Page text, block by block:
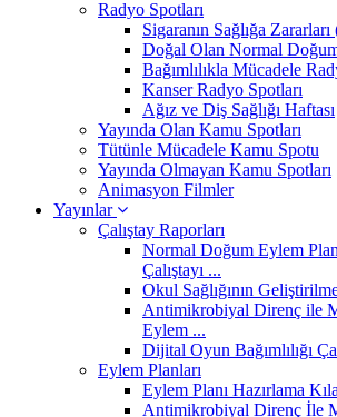
Radyo Spotları
Sigaranın Sağlığa
Doğal Olan Normal
Bağımlılıkla Mücadele
Kanser Radyo Spotları
Ağız ve Diş Sağlığı Haftası
Yayında Olan Kamu Spotları
Tütünle Mücadele Kamu Spotu
Yayında Olmayan Kamu Spotları
Animasyon Filmler
Yayınlar
Çalıştay Raporları
Normal Doğum Eylem
Çalıştayı ...
Okul Sağlığının
Antimikrobiyal Direnç ile
Eylem ...
Dijital Oyun Bağımlılığı
Eylem Planları
Eylem Planı Hazırlama
Antimikrobiyal Direnç İle